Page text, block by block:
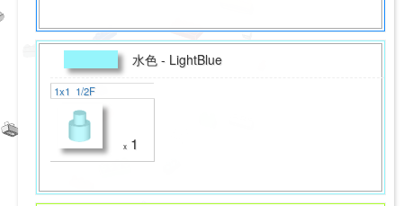
水色 - LightBlue
1x1 1/2F
x 1